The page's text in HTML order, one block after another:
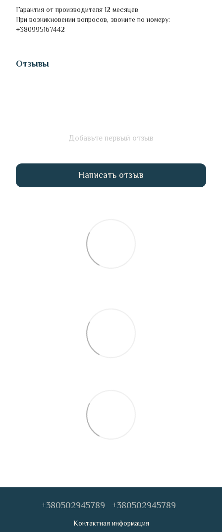
Гарантия от производителя 12 месяцев
При возникновении вопросов, звоните по номеру:
+380995167442
Отзывы
Добавьте первый отзыв
Написать отзыв
+380502945789 +380502945789
Контактная информация